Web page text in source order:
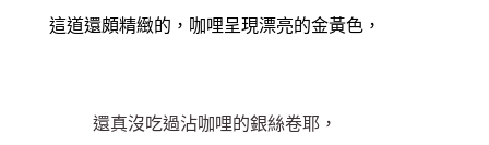
這道還頗精緻的，咖哩呈現漂亮的金黃色，
還真沒吃過沾咖哩的銀絲卷耶，